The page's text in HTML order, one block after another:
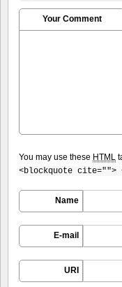
Your Comment
You may use these HTML
<blockquote cite="">
Name
E-mail
URI